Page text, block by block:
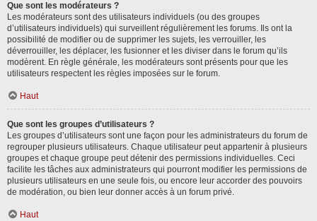
Que sont les modérateurs ?
Les modérateurs sont des utilisateurs individuels (ou des groupes
d’utilisateurs individuels) qui surveillent régulièrement les forums. Ils ont la
possibilité de modifier ou de supprimer les sujets, les verrouiller, les
déverrouiller, les déplacer, les fusionner et les diviser dans le forum qu’ils
modèrent. En règle générale, les modérateurs sont présents pour que les
utilisateurs respectent les règles imposées sur le forum.
Haut
Que sont les groupes d’utilisateurs ?
Les groupes d’utilisateurs sont une façon pour les administrateurs du forum de
regrouper plusieurs utilisateurs. Chaque utilisateur peut appartenir à plusieurs
groupes et chaque groupe peut détenir des permissions individuelles. Ceci
facilite les tâches aux administrateurs qui pourront modifier les permissions de
plusieurs utilisateurs en une seule fois, ou encore leur accorder des pouvoirs
de modération, ou bien leur donner accès à un forum privé.
Haut